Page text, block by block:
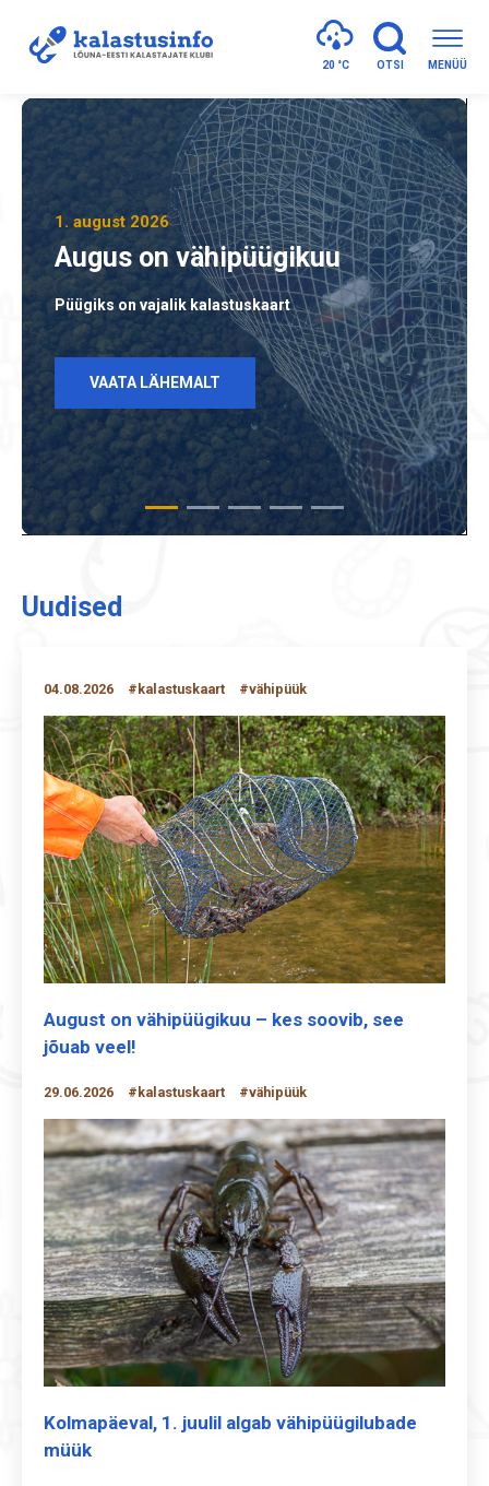
20 °C OTSI MENÜÜ
1. august 2026
Augus on vähipüügikuu
Püügiks on vajalik kalastuskaart
VAATA LÄHEMALT
Uudised
04.08.2026 #kalastuskaart #vähipüük
August on vähipüügikuu – kes soovib, see
jõuab veel!
29.06.2026 #kalastuskaart #vähipüük
Kolmapäeval, 1. juulil algab vähipüügilubade
müük